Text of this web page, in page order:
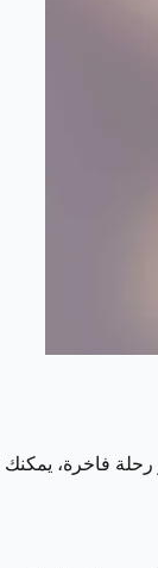
فاخرة، يمكنك